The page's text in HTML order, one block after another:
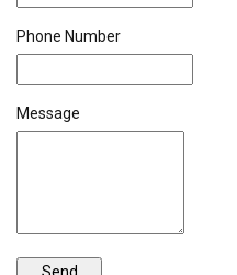
Phone Number
Message